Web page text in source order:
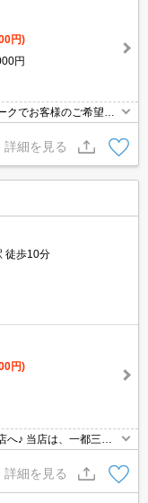
円)
円
でお客様のご希望に
市場に出ている情報を
詳細を見る
徒歩10分
円)
♪ 当店は、一都三県
得のお部屋探しが提供
件多数取扱っておりま
して、お支払いは分割
介手数料のご負担0円
詳細を見る